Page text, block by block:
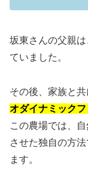
坂東さんの父親
ていました。
その後、家族と共
オダイナミック
この農場では、
させた独自の方
ます。